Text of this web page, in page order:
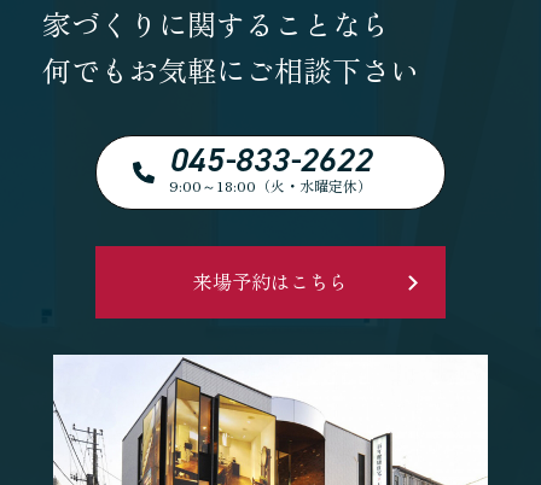
家づくりに関することなら
何でもお気軽にご相談下さい
045-833-2622
9:00～18:00（火・水曜定休）
来場予約はこちら